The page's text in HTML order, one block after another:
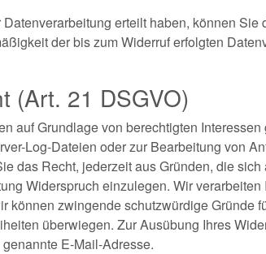
erteilt haben, können
der bis zum Widerruf erfolgten
(Art. 21 DSGVO)
auf Grundlage von berechtigten
Log-Dateien oder zur Bearbeitung von
das Recht, jederzeit aus Gründen, die
Widerspruch einzulegen. Wir
können zwingende schutzwürdige Gründe
überwiegen. Zur Ausübung Ihres
E-Mail-Adresse.